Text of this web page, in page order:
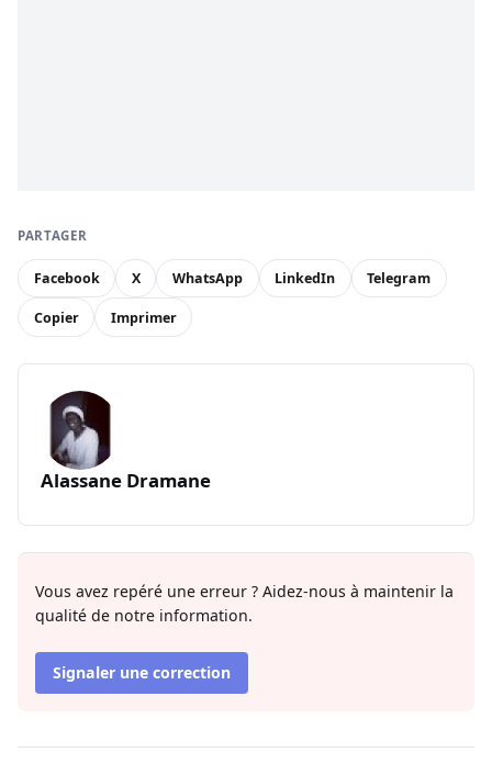
PARTAGER
Facebook X WhatsApp LinkedIn Telegram
Copier Imprimer
Alassane Dramane
Vous avez repéré une erreur ? Aidez-nous à maintenir la
qualité de notre information.
Signaler une correction